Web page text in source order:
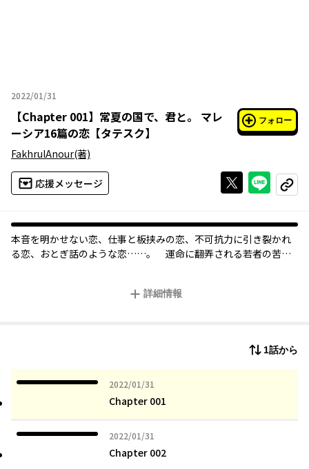
2022/01/31
2022年01月31日
【Chapter 001】 常夏の国で、君と。 マレ
ーシア16篇の恋【タテスク】
フォロー
FakhrulAnour(著)
応援メッセージ Xで投稿する
ライン
コピー
本音を明かせない恋、仕事と板挟みの恋、不可抗力に引き裂かれ
る恋、おとぎ話のような恋……。 運命に翻弄される若者の苦悩
詳細情報
1話から
2022/01/31
2022年01月31日
Chapter 001
2022/01/31
2022年01月31日
Chapter 002